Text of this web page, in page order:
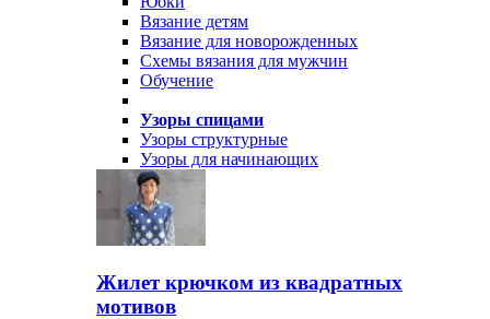
Вязание детям
Вязание для новорожденных
Схемы вязания для мужчин
Обучение
Узоры спицами
Узоры структурные
Узоры для начинающих
Жилет крючком из квадратных
мотивов